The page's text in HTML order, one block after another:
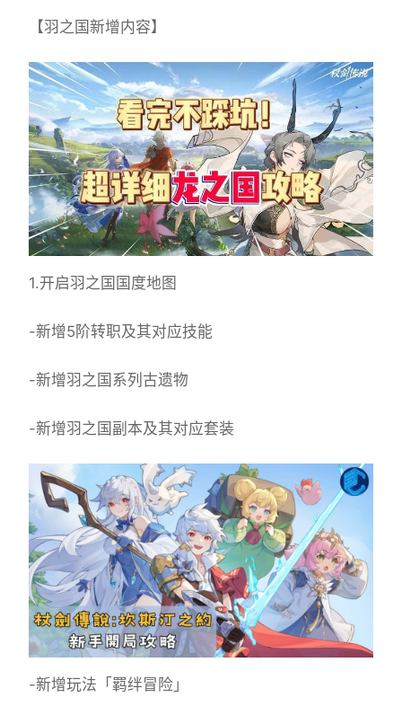
【羽之国新增内容】
1.开启羽之国国度地图
-新增5阶转职及其对应技能
-新增羽之国系列古遗物
-新增羽之国副本及其对应套装
-新增玩法「羁绊冒险」